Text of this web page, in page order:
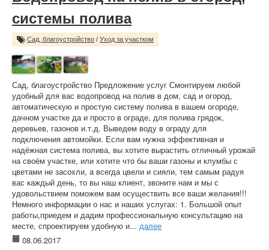
системы полива
Сад, благоустройство / Уход за участком
Сад, благоустройство Предложение услуг Смонтируем любой
удобный для вас водопровод на полив в дом, сад и огород,
автоматическую и простую систему полива в вашем огороде,
дачном участке да и просто в ограде, для полива грядок,
деревьев, газонов и.т.д. Выведем воду в ограду для
подключения автомойки. Если вам нужна эффективная и
надёжная система полива, вы хотите вырастить отличный урожай
на своём участке, или хотите что бы ваши газоны и клумбы с
цветами не засохли, а всегда цвели и сияли, тем самым радуя
вас каждый день, то вы наш клиент, звоните нам и мы с
удовольствием поможем вам осуществить все ваши желания!!!
Немного информации о нас и наших услугах: 1. Большой опыт
работы,приедем и дадим профессиональную консультацию на
месте, спроектируем удобную и... далее
08.06.2017